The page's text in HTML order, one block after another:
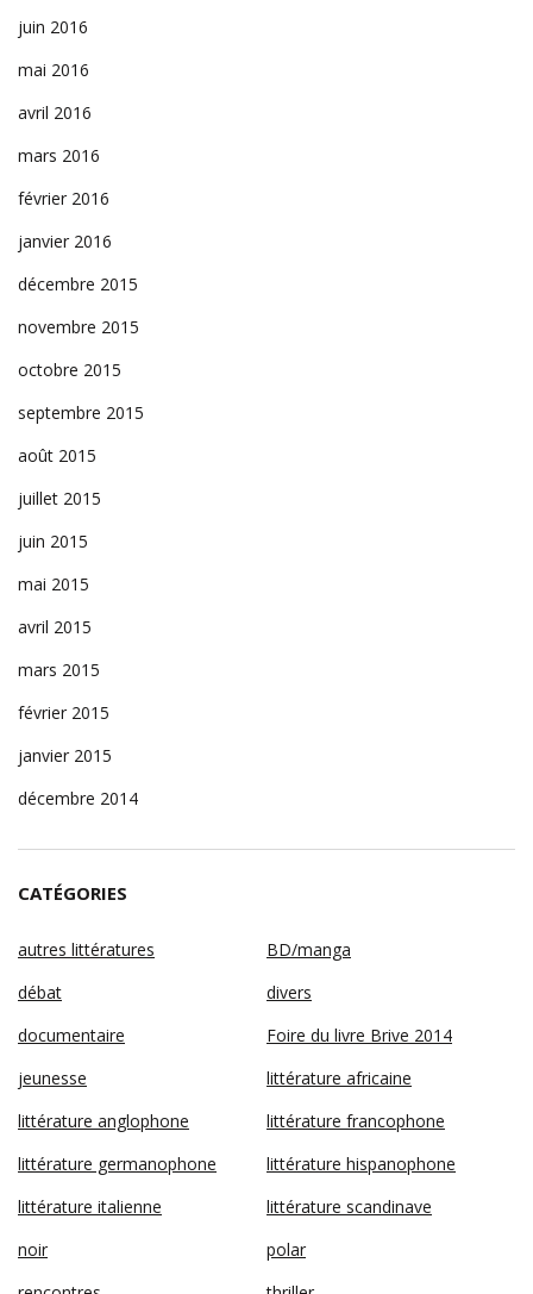
juin 2016
mai 2016
avril 2016
mars 2016
février 2016
janvier 2016
décembre 2015
novembre 2015
octobre 2015
septembre 2015
août 2015
juillet 2015
juin 2015
mai 2015
avril 2015
mars 2015
février 2015
janvier 2015
décembre 2014
CATÉGORIES
autres littératures
BD/manga
débat
divers
documentaire
Foire du livre Brive 2014
jeunesse
littérature africaine
littérature anglophone
littérature francophone
littérature germanophone
littérature hispanophone
littérature italienne
littérature scandinave
noir
polar